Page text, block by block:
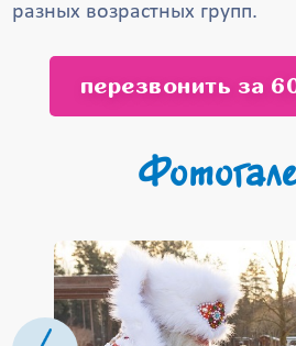
разных возрастных групп.
перезвонить за